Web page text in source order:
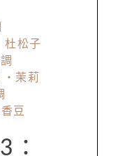
杜松子
茉莉
豆
：